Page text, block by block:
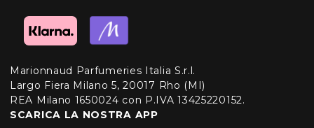
Marionnaud Parfumeries Italia S.r.l.
Largo Fiera Milano 5, 20017 Rho (MI)
REA Milano 1650024 con P.IVA 13425220152.
SCARICA LA NOSTRA APP